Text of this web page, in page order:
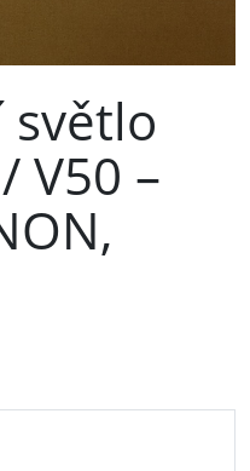
světlo
V50 –